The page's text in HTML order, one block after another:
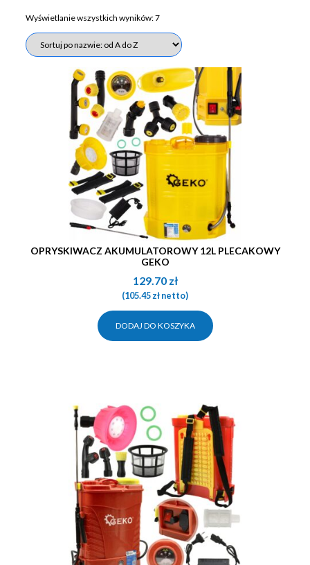
Wyświetlanie wszystkich wyników: 7
OPRYSKIWACZ AKUMULATOROWY 12L PLECAKOWY
GEKO
129.70 zł
(105.45złnetto)
DODAJ DO KOSZYKA